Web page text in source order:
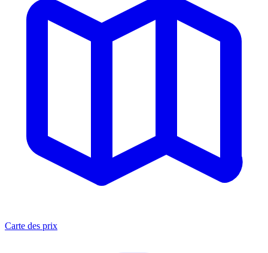
Carte des prix